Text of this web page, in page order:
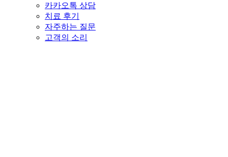
카카오톡 상담
치료 후기
자주하는 질문
고객의 소리